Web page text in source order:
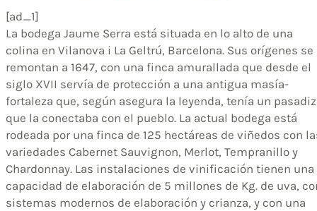
[ad_1]
La bodega Jaume Serra está situada en lo alto de una
colina en Vilanova i La Geltrú, Barcelona. Sus orígenes se
remontan a 1647, con una finca amurallada que desde el
siglo XVII servía de protección a una antigua masía-
fortaleza que, según asegura la leyenda, tenía un
que la conectaba con el pueblo. La actual bodega está
rodeada por una finca de 125 hectáreas de viñedos con
variedades Cabernet Sauvignon, Merlot, Tempranillo y
Chardonnay. Las instalaciones de vinificación tienen una
capacidad de elaboración de 5 millones de Kg. de uva,
sistemas modernos de elaboración y crianza, y con una